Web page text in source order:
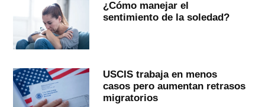
¿Cómo manejar el
sentimiento de la soledad?
USCIS trabaja en menos
casos pero aumentan retrasos
migratorios